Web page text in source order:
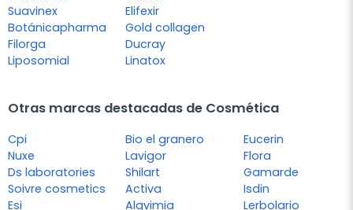
Suavinex
Botánicapharma
Filorga
Liposomial
Elifexir
Gold collagen
Ducray
Linatox
Otras marcas destacadas de Cosmética
Cpi
Nuxe
Ds laboratories
Soivre cosmetics
Esi
Bio el granero
Lavigor
Shilart
Activa
Alqvimia
Eucerin
Flora
Gamarde
Isdin
Lerbolario